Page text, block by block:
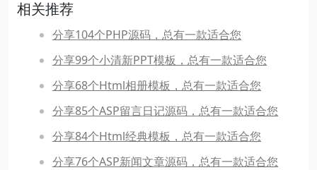
相关推荐
分享104个PHP源码，总有一款适合您
分享99个小清新PPT模板，总有一款适合您
分享68个Html相册模板，总有一款适合您
分享85个ASP留言日记源码，总有一款适合您
分享84个Html经典模板，总有一款适合您
分享76个ASP新闻文章源码，总有一款适合您